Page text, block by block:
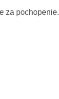
za pochopenie.